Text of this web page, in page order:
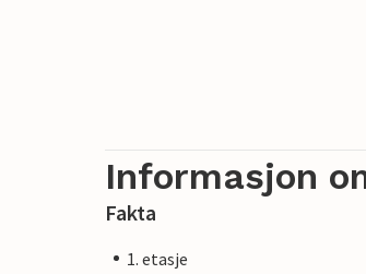
Informasjon
Fakta
1. etasje